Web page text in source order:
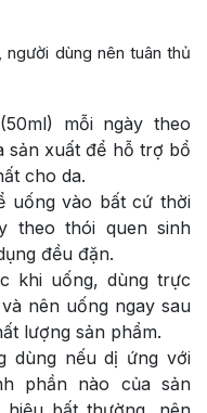
dùng nên tuân thủ
mỗi ngày theo
sản xuất để hỗ trợ bổ
cho da.
uống vào bất cứ thời
theo thói quen sinh
đều đặn.
khi uống, dùng trực
nên uống ngay sau
lượng sản phẩm.
dùng nếu dị ứng với
phần nào của sản